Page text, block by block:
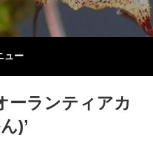
ュー
ーランティアカ
)’